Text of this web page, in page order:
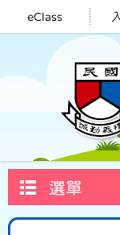
eClass
選單